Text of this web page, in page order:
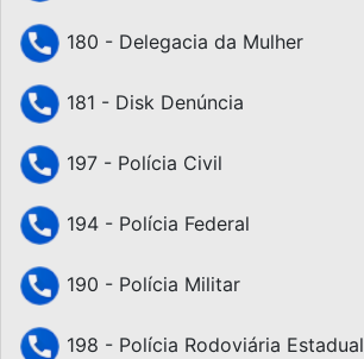
180 - Delegacia da Mulher
181 - Disk Denúncia
197 - Polícia Civil
194 - Polícia Federal
190 - Polícia Militar
198 - Polícia Rodoviária Estadual